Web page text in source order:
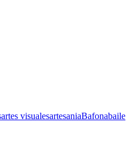
artes visualesartesaniaBafonabaile